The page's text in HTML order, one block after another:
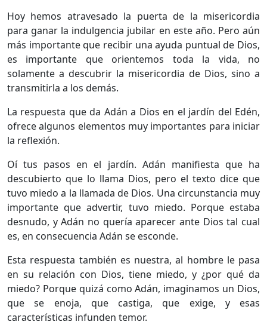
Hoy hemos atravesado la puerta de la misericordia
para ganar la indulgencia jubilar en este año. Pero aún
más importante que recibir una ayuda puntual de Dios,
es importante que orientemos toda la vida, no
solamente a descubrir la misericordia de Dios, sino a
transmitirla a los demás.
La respuesta que da Adán a Dios en el jardín del Edén,
ofrece algunos elementos muy importantes para iniciar
la reflexión.
Oí tus pasos en el jardín. Adán manifiesta que ha
descubierto que lo llama Dios, pero el texto dice que
tuvo miedo a la llamada de Dios. Una circunstancia muy
importante que advertir, tuvo miedo. Porque estaba
desnudo, y Adán no quería aparecer ante Dios tal cual
es, en consecuencia Adán se esconde.
Esta respuesta también es nuestra, al hombre le pasa
en su relación con Dios, tiene miedo, y ¿por qué da
miedo? Porque quizá como Adán, imaginamos un Dios,
que se enoja, que castiga, que exige, y esas
características infunden temor.